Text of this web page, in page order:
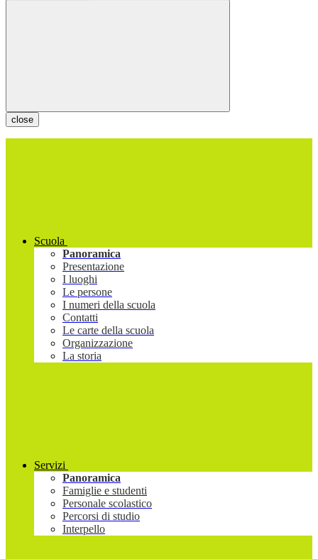
close
Scuola
Panoramica
Presentazione
I luoghi
Le persone
I numeri della scuola
Contatti
Le carte della scuola
Organizzazione
La storia
Servizi
Panoramica
Famiglie e studenti
Personale scolastico
Percorsi di studio
Interpello